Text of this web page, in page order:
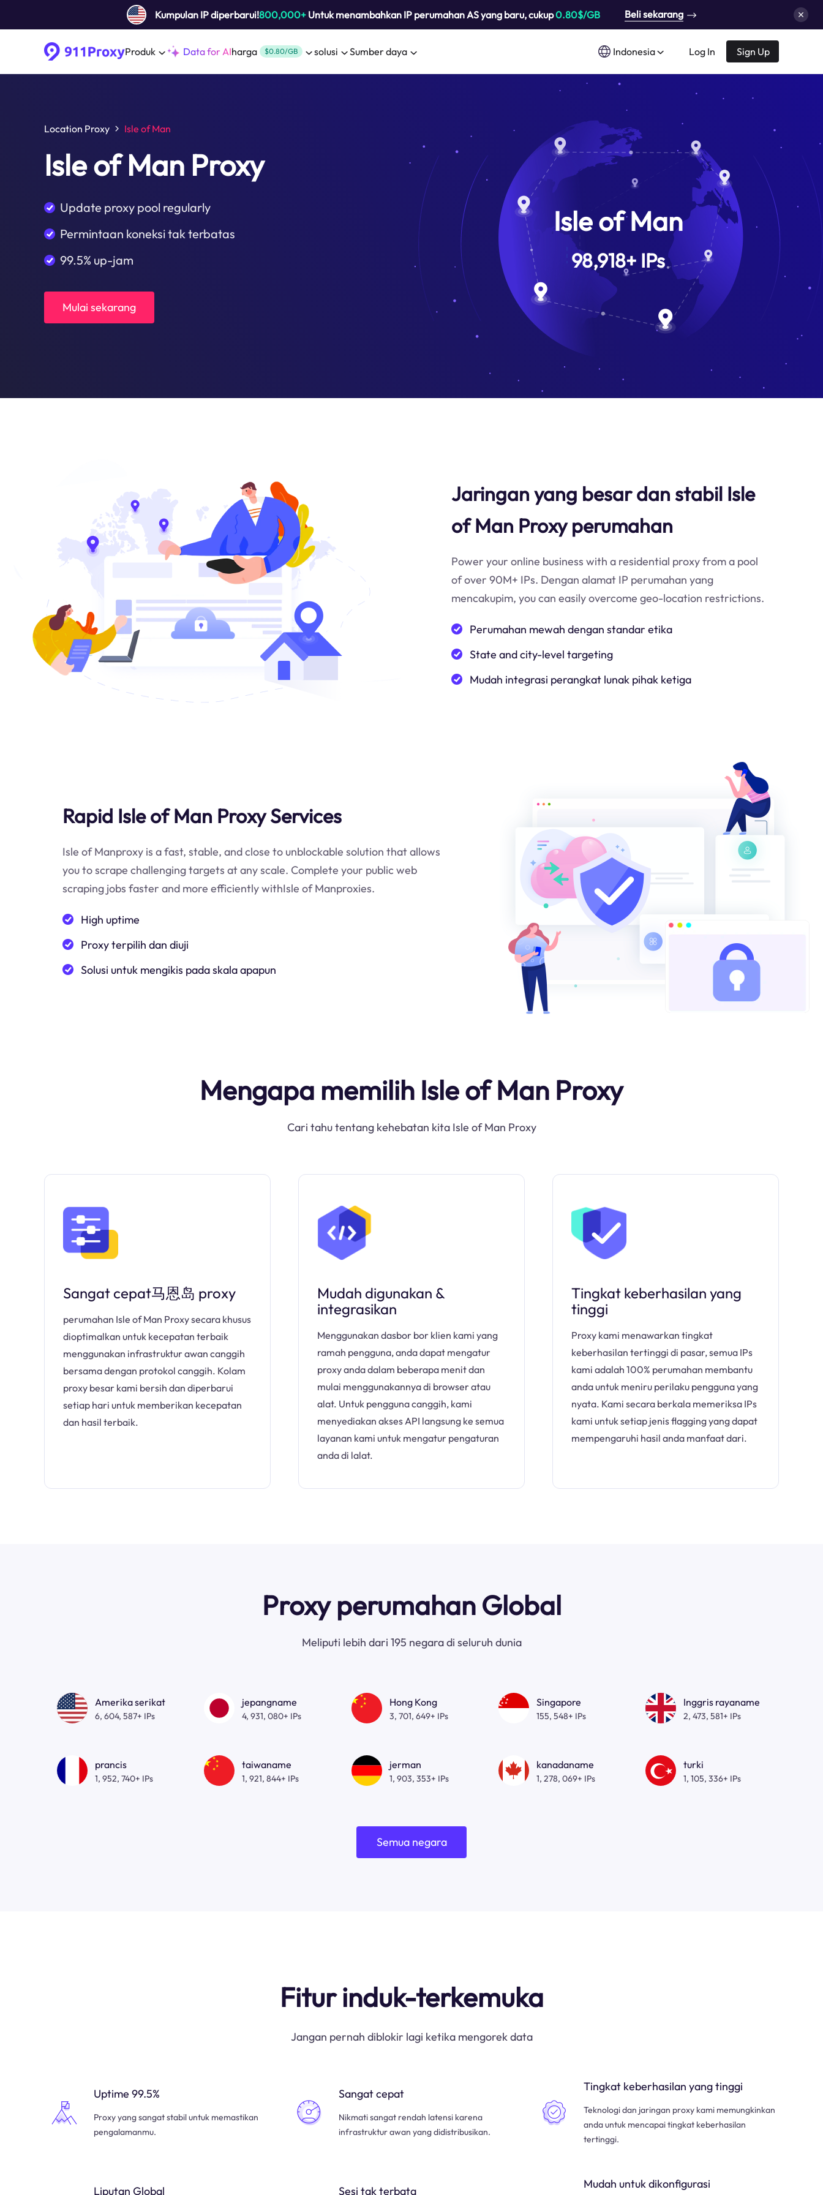
Kumpulan IP diperbarui!800,000+Untuk menambahkan IP perumahan AS yang baru, cukup0.80$/GB Beli sekarang
Produk Data for AIharga $0.80/GB solusi Sumber daya Indonesia Log In Sign Up
Location Proxy Isle of Man
Isle of Man Proxy
Update proxy pool regularly
Permintaan koneksi tak terbatas
99.5% up-jam
Mulai sekarang
Isle of Man
98,918+ IPs
Jaringan yang besar dan stabil Isle
of Man Proxy perumahan
Power your online business with a residential proxy from a pool
of over 90M+ IPs. Dengan alamat IP perumahan yang
mencakupim, you can easily overcome geo-location restrictions.
Perumahan mewah dengan standar etika
State and city-level targeting
Mudah integrasi perangkat lunak pihak ketiga
Rapid Isle of Man Proxy Services
Isle of Manproxy is a fast, stable, and close to unblockable solution that allows
you to scrape challenging targets at any scale. Complete your public web
scraping jobs faster and more efficiently withIsle of Manproxies.
High uptime
Proxy terpilih dan diuji
Solusi untuk mengikis pada skala apapun
Mengapa memilih Isle of Man Proxy
Cari tahu tentang kehebatan kita Isle of Man Proxy
Sangat cepat马恩岛 proxy
perumahan Isle of Man Proxy secara khusus
dioptimalkan untuk kecepatan terbaik
menggunakan infrastruktur awan canggih
bersama dengan protokol canggih. Kolam
proxy besar kami bersih dan diperbarui
setiap hari untuk memberikan kecepatan
dan hasil terbaik.
Mudah digunakan &
integrasikan
Menggunakan dasbor bor klien kami yang
ramah pengguna, anda dapat mengatur
proxy anda dalam beberapa menit dan
mulai menggunakannya di browser atau
alat. Untuk pengguna canggih, kami
menyediakan akses API langsung ke semua
layanan kami untuk mengatur pengaturan
anda di lalat.
Tingkat keberhasilan yang
tinggi
Proxy kami menawarkan tingkat
keberhasilan tertinggi di pasar, semua IPs
kami adalah 100% perumahan membantu
anda untuk meniru perilaku pengguna yang
nyata. Kami secara berkala memeriksa IPs
kami untuk setiap jenis flagging yang dapat
mempengaruhi hasil anda manfaat dari.
Proxy perumahan Global
Meliputi lebih dari 195 negara di seluruh dunia
Amerika serikat
6, 604, 587+ IPs
jepangname
4, 931, 080+ IPs
Hong Kong
3, 701, 649+ IPs
Singapore
155, 548+ IPs
Inggris rayaname
2, 473, 581+ IPs
prancis
1, 952, 740+ IPs
taiwaname
1, 921, 844+ IPs
jerman
1, 903, 353+ IPs
kanadaname
1, 278, 069+ IPs
turki
1, 105, 336+ IPs
Semua negara
Fitur induk-terkemuka
Jangan pernah diblokir lagi ketika mengorek data
Uptime 99.5%
Proxy yang sangat stabil untuk memastikan
pengalamanmu.
Sangat cepat
Nikmati sangat rendah latensi karena
infrastruktur awan yang didistribusikan.
Tingkat keberhasilan yang tinggi
Teknologi dan jaringan proxy kami memungkinkan
anda untuk mencapai tingkat keberhasilan
tertinggi.
Liputan Global Sesi tak terbata
Mudah untuk dikonfigurasi